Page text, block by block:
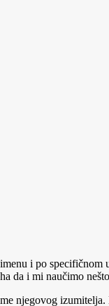
i po
da i mi naučimo
njegovog